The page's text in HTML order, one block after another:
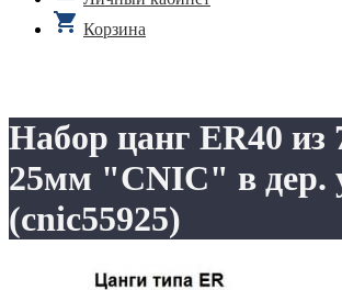
Корзина
Набор цанг ER40 из
25мм "CNIC" в дер.
(cnic55925)